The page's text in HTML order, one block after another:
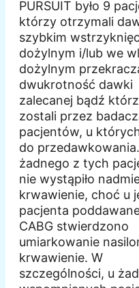
PURSUIT było 9
którzy otrzymali
szybkim
dożylnym i/lub we
dożylnym
dwukrotność dawki
zalecanej bądź
zostali przez
pacjentów, u
do
żadnego z tych
nie wystąpiło
krwawienie, choć u
pacjenta
CABG stwierdzono
umiarkowanie
krwawienie. W
szczególności, u